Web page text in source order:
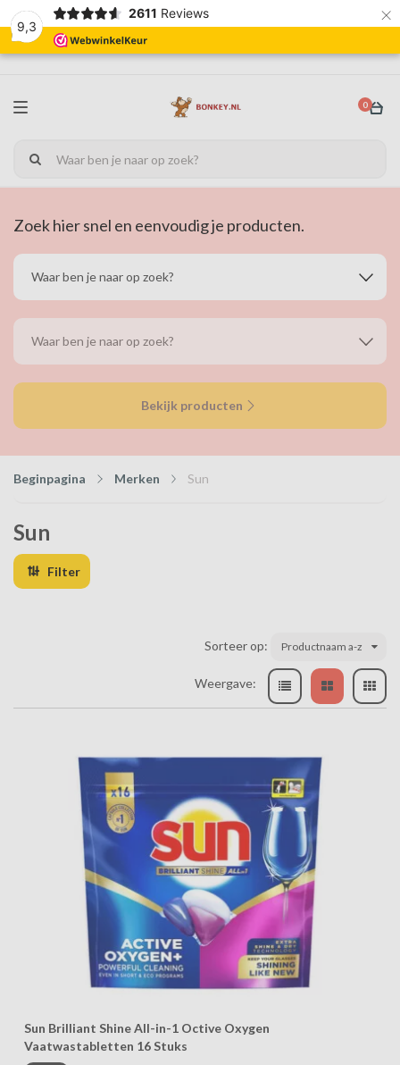
9,3
2611 Reviews ×
0
Zoek hier snel en eenvoudig je producten.
Bekijk producten
Beginpagina Merken Sun
Sun
Filter
Sorteer op: Productnaam a-z
Weergave:
Sun Brilliant Shine All-in-1 Octive Oxygen
Vaatwastabletten 16 Stuks